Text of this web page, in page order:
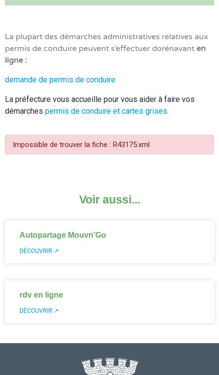
La plupart des démarches administratives relatives aux
permis de conduire peuvent s’effectuer dorénavant en
ligne :
demande de permis de conduire
La préfecture vous accueille pour vous aider à faire vos
démarches permis de conduire et cartes grises.
Impossible de trouver la fiche : R43175.xml
Voir aussi...
Autopartage Mouvn’Go
DÉCOUVRIR ↗
rdv en ligne
DÉCOUVRIR ↗